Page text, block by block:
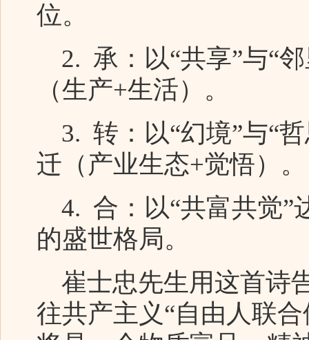
位。
2. 承：以“共享”与“
（生产+生活）。
3. 转：以“幻境”与“
迁（产业生态+觉悟）。
4. 合：以“共富共觉”
的盛世格局。
崔士忠先生用这首诗
往共产主义“自由人联